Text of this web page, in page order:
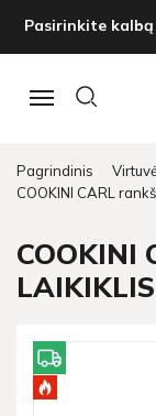
Pasirinkite kalbą
Navigacija
Pagrindinis
COOKINI CARL
COOKINI